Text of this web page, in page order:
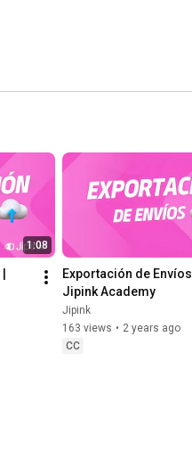
1:08
Exportación de Envíos |
Jipink Academy
Jipink
163 views • 2 years ago
CC